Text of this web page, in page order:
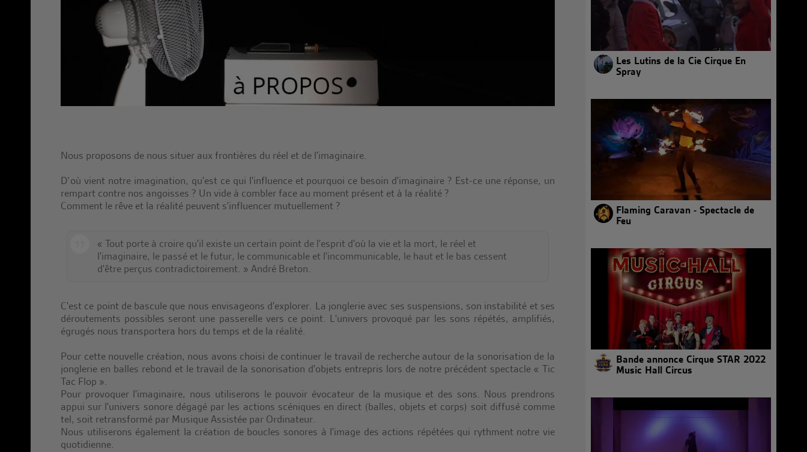
Nous proposons de nous situer aux frontières du réel et de l'imaginaire.
D’où vient notre imagination, qu'est ce qui l'influence et pourquoi ce besoin d'imaginaire ? Est-ce une réponse, un
rempart contre nos angoisses ? Un vide à combler face au moment présent et à la réalité ?
Comment le rêve et la réalité peuvent s'influencer mutuellement ?
« Tout porte à croire qu'il existe un certain point de l'esprit d'où la vie et la mort, le réel et
l'imaginaire, le passé et le futur, le communicable et l'incommunicable, le haut et le bas cessent
d'être perçus contradictoirement. » André Breton.
C'est ce point de bascule que nous envisageons d'explorer. La jonglerie avec ses suspensions, son instabilité et ses
déroutements possibles seront une passerelle vers ce point. L'univers provoqué par les sons répétés, amplifiés,
égrugés nous transportera hors du temps et de la réalité.
Pour cette nouvelle création, nous avons choisi de continuer le travail de recherche autour de la sonorisation de la
jonglerie en balles rebond et le travail de la sonorisation d'objets entrepris lors de notre précédent spectacle « Tic
Tac Flop ».
Pour provoquer l'imaginaire, nous utiliserons le pouvoir évocateur de la musique et des sons. Nous prendrons
appui sur l'univers sonore dégagé par les actions scéniques en direct (balles, objets et corps) soit diffusé comme
tel, soit retransformé par Musique Assistée par Ordinateur.
Nous utiliserons également la création de boucles sonores à l'image des actions répétées qui rythment notre vie
quotidienne.
Les Lutins de la Cie Cirque En
Spray
Flaming Caravan - Spectacle de
Feu
Bande annonce Cirque STAR 2022
Music Hall Circus